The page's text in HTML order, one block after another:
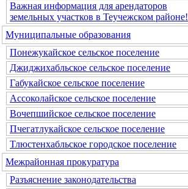
Важная информация для арендаторов
земельных участков в Теучежском районе!
Муниципальные образования
Понежукайское сельское поселение
Джиджихабльское сельское поселение
Габукайское сельское поселение
Ассоколайское сельское поселение
Вочепшийское сельское поселение
Пчегатлукайское сельское поселение
Тлюстенхабльское городское поселение
Межрайонная прокуратура
Разъяснение законодательства